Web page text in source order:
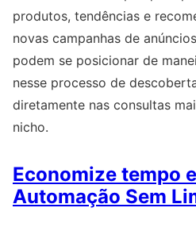
produtos, tendências e
novas campanhas de
podem se posicionar de
nesse processo de
diretamente nas consultas
nicho.
Economize tempo
Automação Sem